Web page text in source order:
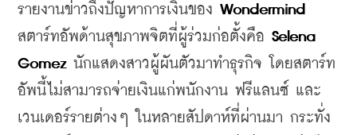
รายงานข่าวถึงปัญหาการเงินของ Wondermind
สตาร์ทอัพด้านสุขภาพจิตที่ผู้ร่วมก่อตั้งคือ Selena
Gomez นักแสดงสาวผู้ผันตัวมาทำธุรกิจ โดยสตาร์ท
อัพนี้ไม่สามารถจ่ายเงินแก่พนักงาน ฟรีแลนซ์ และ
เวนเดอร์รายต่างๆ ในหลายสัปดาห์ที่ผ่านมา กระทั่ง